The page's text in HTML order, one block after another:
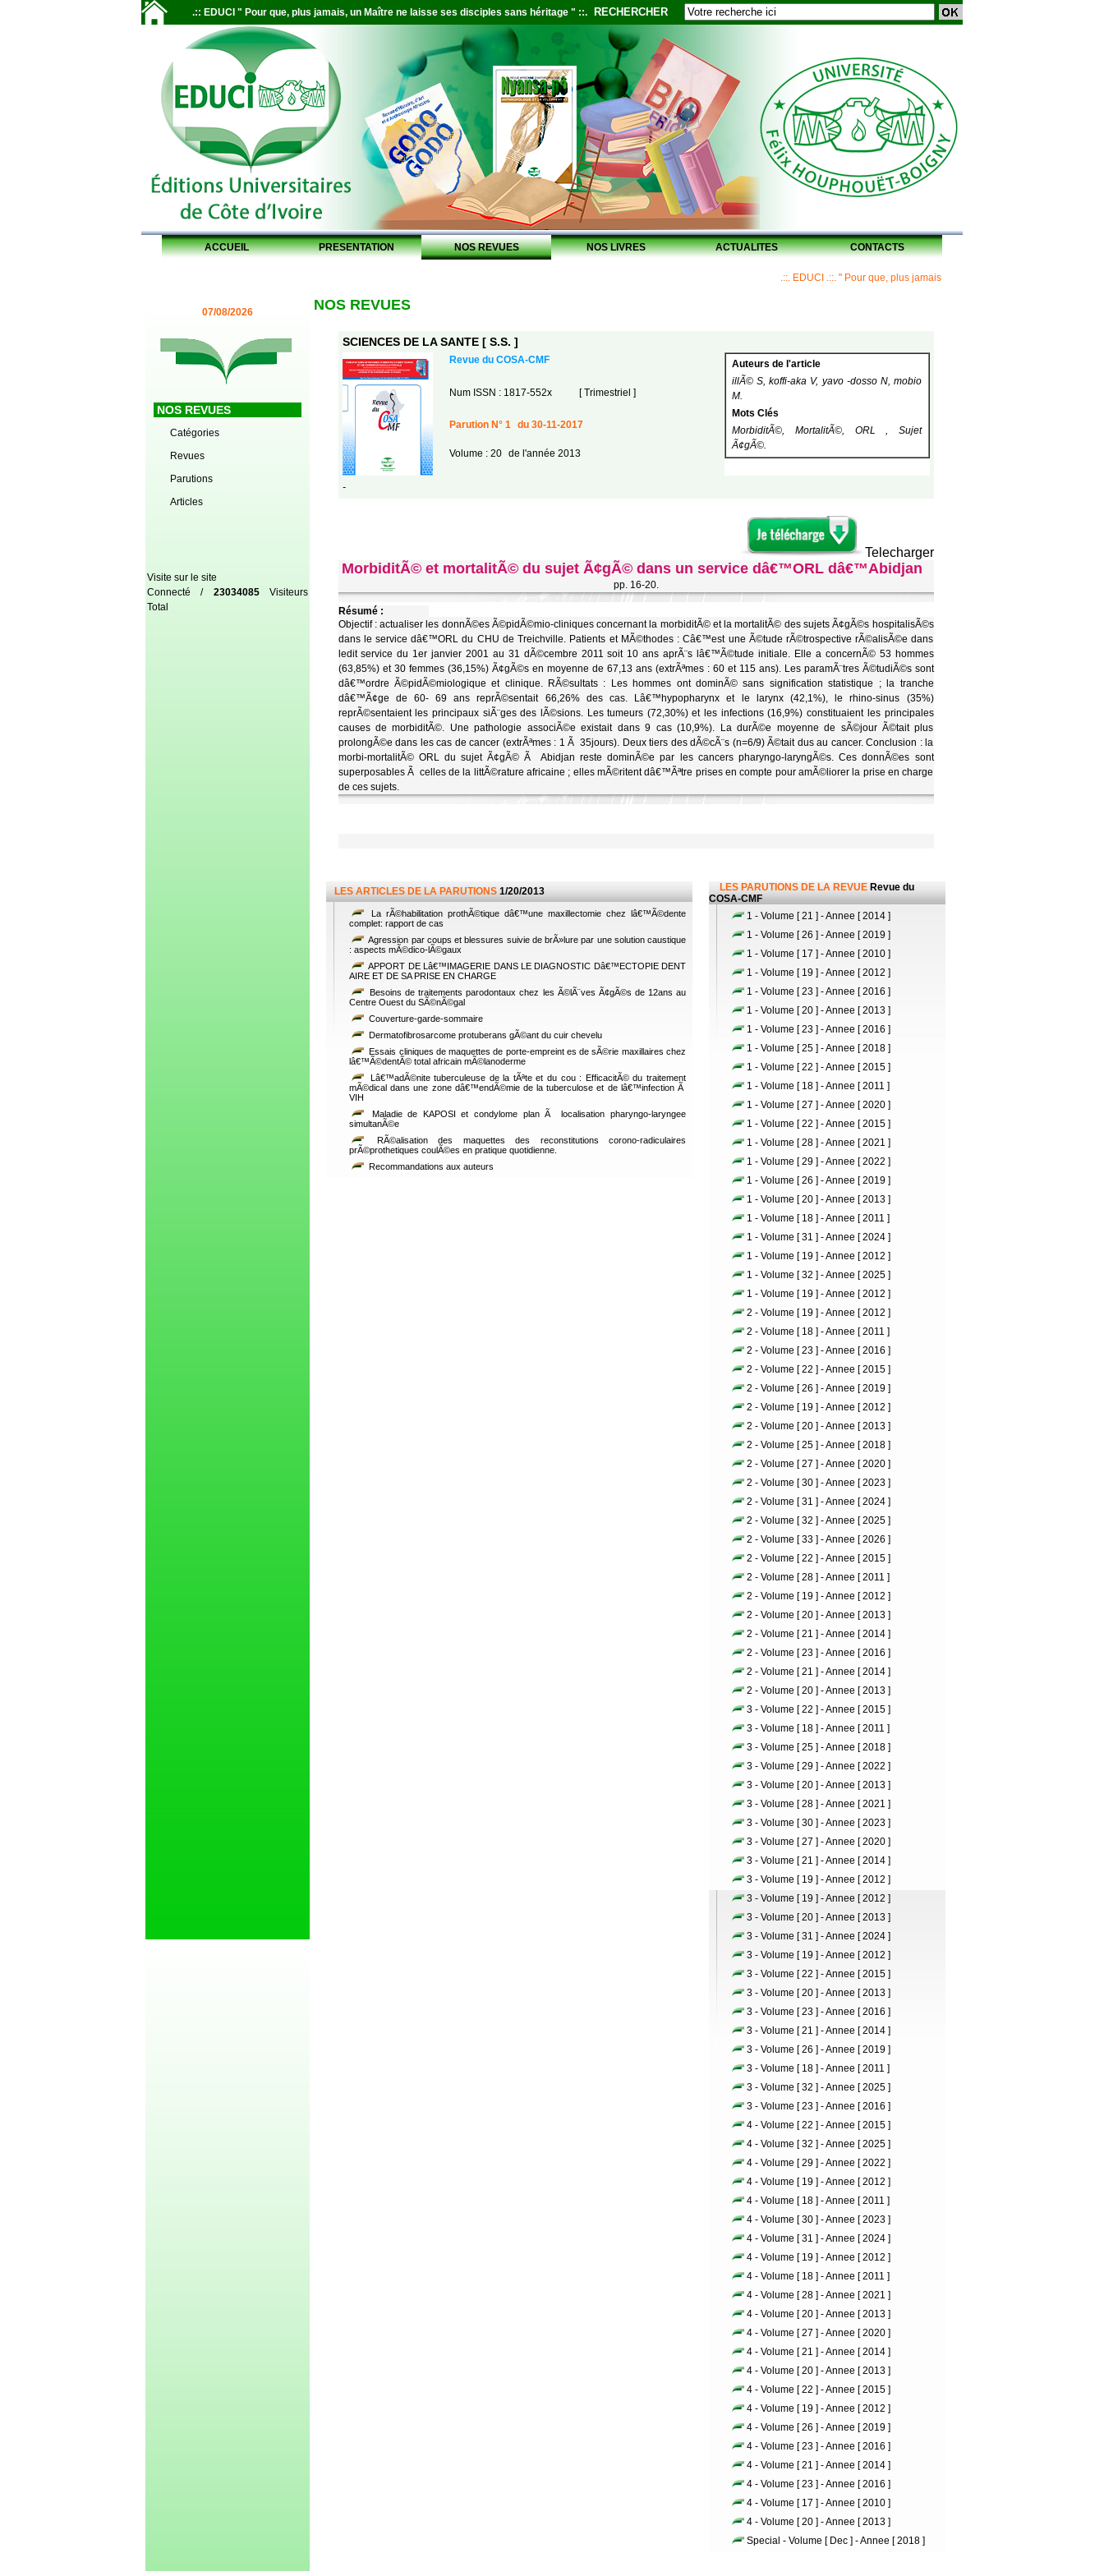
.:: EDUCI " Pour que, plus jamais, un Maître ne laisse ses disciples sans héritage " ::. RECHERCHER
ACCUEIL PRESENTATION NOS REVUES NOS LIVRES ACTUALITES CONTACTS
.::. EDUCI .::. " Pour que, plus jamais, un Maître ne laisse ses disciples sans
07/08/2026
NOS REVUES
Catégories
Revues
Parutions
Articles
Visite sur le site
Connecté / 23034085Visiteurs
Total
NOS REVUES
SCIENCES DE LA SANTE [ S.S. ]
Revue du COSA-CMF
Auteurs de l'article
illÃ© S, koffi-aka V, yavo -dosso N, mobio
M.
Mots Clés
MorbiditÃ©, MortalitÃ©, ORL , Sujet
Ã¢gÃ©.
Num ISSN : 1817-552x [ Trimestriel ]
Parution N° 1 du 30-11-2017
Volume : 20 de l'année 2013
-
Telecharger
MorbiditÃ© et mortalitÃ© du sujet Ã¢gÃ© dans un service dâ€™ORL dâ€™Abidjan
pp. 16-20.
Résumé :
Objectif : actualiser les donnÃ©es Ã©pidÃ©mio-cliniques concernant la morbiditÃ© et la mortalitÃ© des sujets Ã¢gÃ©s hospitalisÃ©s
dans le service dâ€™ORL du CHU de Treichville. Patients et MÃ©thodes : Câ€™est une Ã©tude rÃ©trospective rÃ©alisÃ©e dans
ledit service du 1er janvier 2001 au 31 dÃ©cembre 2011 soit 10 ans aprÃ¨s lâ€™Ã©tude initiale. Elle a concernÃ© 53 hommes
(63,85%) et 30 femmes (36,15%) Ã¢gÃ©s en moyenne de 67,13 ans (extrÃªmes : 60 et 115 ans). Les paramÃ¨tres Ã©tudiÃ©s sont
dâ€™ordre Ã©pidÃ©miologique et clinique. RÃ©sultats : Les hommes ont dominÃ© sans signification statistique ; la tranche
dâ€™Ã¢ge de 60- 69 ans reprÃ©sentait 66,26% des cas. Lâ€™hypopharynx et le larynx (42,1%), le rhino-sinus (35%)
reprÃ©sentaient les principaux siÃ¨ges des lÃ©sions. Les tumeurs (72,30%) et les infections (16,9%) constituaient les principales
causes de morbiditÃ©. Une pathologie associÃ©e existait dans 9 cas (10,9%). La durÃ©e moyenne de sÃ©jour Ã©tait plus
prolongÃ©e dans les cas de cancer (extrÃªmes : 1 Ã 35jours). Deux tiers des dÃ©cÃ¨s (n=6/9) Ã©tait dus au cancer. Conclusion : la
morbi-mortalitÃ© ORL du sujet Ã¢gÃ© Ã Abidjan reste dominÃ©e par les cancers pharyngo-laryngÃ©s. Ces donnÃ©es sont
superposables Ã celles de la littÃ©rature africaine ; elles mÃ©ritent dâ€™Ãªtre prises en compte pour amÃ©liorer la prise en charge
de ces sujets.
LES ARTICLES DE LA PARUTIONS 1/20/2013
La rÃ©habilitation prothÃ©tique dâ€™une maxillectomie chez lâ€™Ã©dente
complet: rapport de cas
Agression par coups et blessures suivie de brÃ»lure par une solution caustique
: aspects mÃ©dico-lÃ©gaux
APPORT DE Lâ€™IMAGERIE DANS LE DIAGNOSTIC Dâ€™ECTOPIE DENT
AIRE ET DE SA PRISE EN CHARGE
Besoins de traitements parodontaux chez les Ã©lÃ¨ves Ã¢gÃ©s de 12ans au
Centre Ouest du SÃ©nÃ©gal
Couverture-garde-sommaire
Dermatofibrosarcome protuberans gÃ©ant du cuir chevelu
Essais cliniques de maquettes de porte-empreint es de sÃ©rie maxillaires chez
lâ€™Ã©dentÃ© total africain mÃ©lanoderme
Lâ€™adÃ©nite tuberculeuse de la tÃªte et du cou : EfficacitÃ© du traitement
mÃ©dical dans une zone dâ€™endÃ©mie de la tuberculose et de lâ€™infection Ã
VIH
Maladie de KAPOSI et condylome plan Ã localisation pharyngo-laryngee
simultanÃ©e
RÃ©alisation des maquettes des reconstitutions corono-radiculaires
prÃ©prothetiques coulÃ©es en pratique quotidienne.
Recommandations aux auteurs
LES PARUTIONS DE LA REVUE Revue du
COSA-CMF
1 - Volume [ 21 ] - Annee [ 2014 ]
1 - Volume [ 26 ] - Annee [ 2019 ]
1 - Volume [ 17 ] - Annee [ 2010 ]
1 - Volume [ 19 ] - Annee [ 2012 ]
1 - Volume [ 23 ] - Annee [ 2016 ]
1 - Volume [ 20 ] - Annee [ 2013 ]
1 - Volume [ 23 ] - Annee [ 2016 ]
1 - Volume [ 25 ] - Annee [ 2018 ]
1 - Volume [ 22 ] - Annee [ 2015 ]
1 - Volume [ 18 ] - Annee [ 2011 ]
1 - Volume [ 27 ] - Annee [ 2020 ]
1 - Volume [ 22 ] - Annee [ 2015 ]
1 - Volume [ 28 ] - Annee [ 2021 ]
1 - Volume [ 29 ] - Annee [ 2022 ]
1 - Volume [ 26 ] - Annee [ 2019 ]
1 - Volume [ 20 ] - Annee [ 2013 ]
1 - Volume [ 18 ] - Annee [ 2011 ]
1 - Volume [ 31 ] - Annee [ 2024 ]
1 - Volume [ 19 ] - Annee [ 2012 ]
1 - Volume [ 32 ] - Annee [ 2025 ]
1 - Volume [ 19 ] - Annee [ 2012 ]
2 - Volume [ 19 ] - Annee [ 2012 ]
2 - Volume [ 18 ] - Annee [ 2011 ]
2 - Volume [ 23 ] - Annee [ 2016 ]
2 - Volume [ 22 ] - Annee [ 2015 ]
2 - Volume [ 26 ] - Annee [ 2019 ]
2 - Volume [ 19 ] - Annee [ 2012 ]
2 - Volume [ 20 ] - Annee [ 2013 ]
2 - Volume [ 25 ] - Annee [ 2018 ]
2 - Volume [ 27 ] - Annee [ 2020 ]
2 - Volume [ 30 ] - Annee [ 2023 ]
2 - Volume [ 31 ] - Annee [ 2024 ]
2 - Volume [ 32 ] - Annee [ 2025 ]
2 - Volume [ 33 ] - Annee [ 2026 ]
2 - Volume [ 22 ] - Annee [ 2015 ]
2 - Volume [ 28 ] - Annee [ 2011 ]
2 - Volume [ 19 ] - Annee [ 2012 ]
2 - Volume [ 20 ] - Annee [ 2013 ]
2 - Volume [ 21 ] - Annee [ 2014 ]
2 - Volume [ 23 ] - Annee [ 2016 ]
2 - Volume [ 21 ] - Annee [ 2014 ]
2 - Volume [ 20 ] - Annee [ 2013 ]
3 - Volume [ 22 ] - Annee [ 2015 ]
3 - Volume [ 18 ] - Annee [ 2011 ]
3 - Volume [ 25 ] - Annee [ 2018 ]
3 - Volume [ 29 ] - Annee [ 2022 ]
3 - Volume [ 20 ] - Annee [ 2013 ]
3 - Volume [ 28 ] - Annee [ 2021 ]
3 - Volume [ 30 ] - Annee [ 2023 ]
3 - Volume [ 27 ] - Annee [ 2020 ]
3 - Volume [ 21 ] - Annee [ 2014 ]
3 - Volume [ 19 ] - Annee [ 2012 ]
3 - Volume [ 19 ] - Annee [ 2012 ]
3 - Volume [ 20 ] - Annee [ 2013 ]
3 - Volume [ 31 ] - Annee [ 2024 ]
3 - Volume [ 19 ] - Annee [ 2012 ]
3 - Volume [ 22 ] - Annee [ 2015 ]
3 - Volume [ 20 ] - Annee [ 2013 ]
3 - Volume [ 23 ] - Annee [ 2016 ]
3 - Volume [ 21 ] - Annee [ 2014 ]
3 - Volume [ 26 ] - Annee [ 2019 ]
3 - Volume [ 18 ] - Annee [ 2011 ]
3 - Volume [ 32 ] - Annee [ 2025 ]
3 - Volume [ 23 ] - Annee [ 2016 ]
4 - Volume [ 22 ] - Annee [ 2015 ]
4 - Volume [ 32 ] - Annee [ 2025 ]
4 - Volume [ 29 ] - Annee [ 2022 ]
4 - Volume [ 19 ] - Annee [ 2012 ]
4 - Volume [ 18 ] - Annee [ 2011 ]
4 - Volume [ 30 ] - Annee [ 2023 ]
4 - Volume [ 31 ] - Annee [ 2024 ]
4 - Volume [ 19 ] - Annee [ 2012 ]
4 - Volume [ 18 ] - Annee [ 2011 ]
4 - Volume [ 28 ] - Annee [ 2021 ]
4 - Volume [ 20 ] - Annee [ 2013 ]
4 - Volume [ 27 ] - Annee [ 2020 ]
4 - Volume [ 21 ] - Annee [ 2014 ]
4 - Volume [ 20 ] - Annee [ 2013 ]
4 - Volume [ 22 ] - Annee [ 2015 ]
4 - Volume [ 19 ] - Annee [ 2012 ]
4 - Volume [ 26 ] - Annee [ 2019 ]
4 - Volume [ 23 ] - Annee [ 2016 ]
4 - Volume [ 21 ] - Annee [ 2014 ]
4 - Volume [ 23 ] - Annee [ 2016 ]
4 - Volume [ 17 ] - Annee [ 2010 ]
4 - Volume [ 20 ] - Annee [ 2013 ]
Special - Volume [ Dec ] - Annee [ 2018 ]